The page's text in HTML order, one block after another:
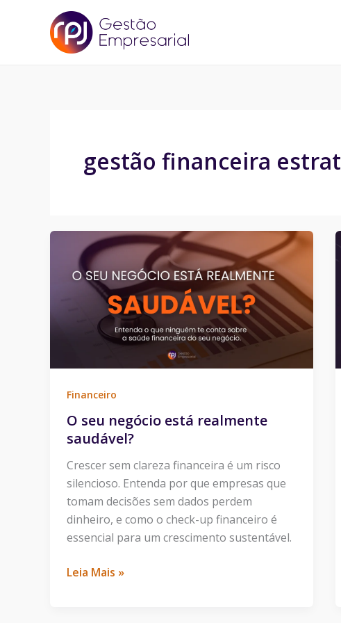
gestão financeira
Financeiro
O seu negócio está realmente
saudável?
Crescer sem clareza financeira é um risco
silencioso. Entenda por que empresas que
tomam decisões sem dados perdem
dinheiro, e como o check-up financeiro é
essencial para um crescimento sustentável.
seu
negócio
realmente
saudável?
Leia Mais »